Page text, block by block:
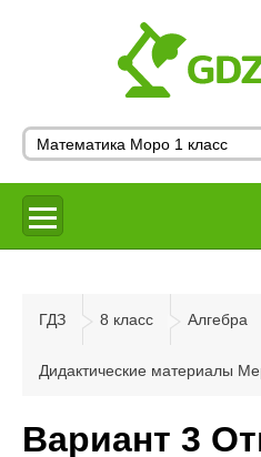
ГДЗ 8 класс Алгебра
Дидактические материалы
Вариант 3